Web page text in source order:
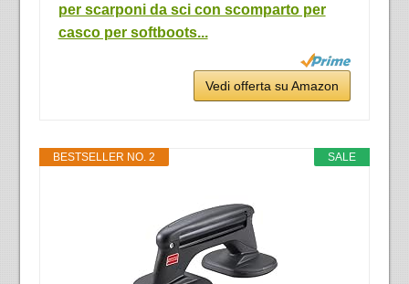
per scarponi da sci con scomparto per
casco per softboots...
Vedi offerta su Amazon
SALE
BESTSELLER NO. 2